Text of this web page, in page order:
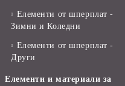
Елементи от шперплат -
Зимни и Коледни
Елементи от шперплат -
Други
Елементи и материали за